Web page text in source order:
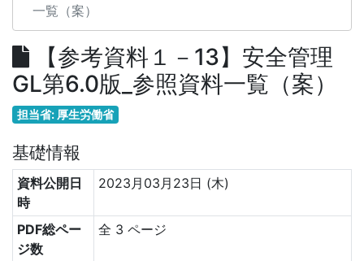
一覧（案）
【参考資料１－13】安全管理
GL第6.0版_参照資料一覧（案）
担当省: 厚生労働省
基礎情報
資料公開日
時
2023月03月23日 (木)
PDF総ペー
ジ数
全 3 ページ